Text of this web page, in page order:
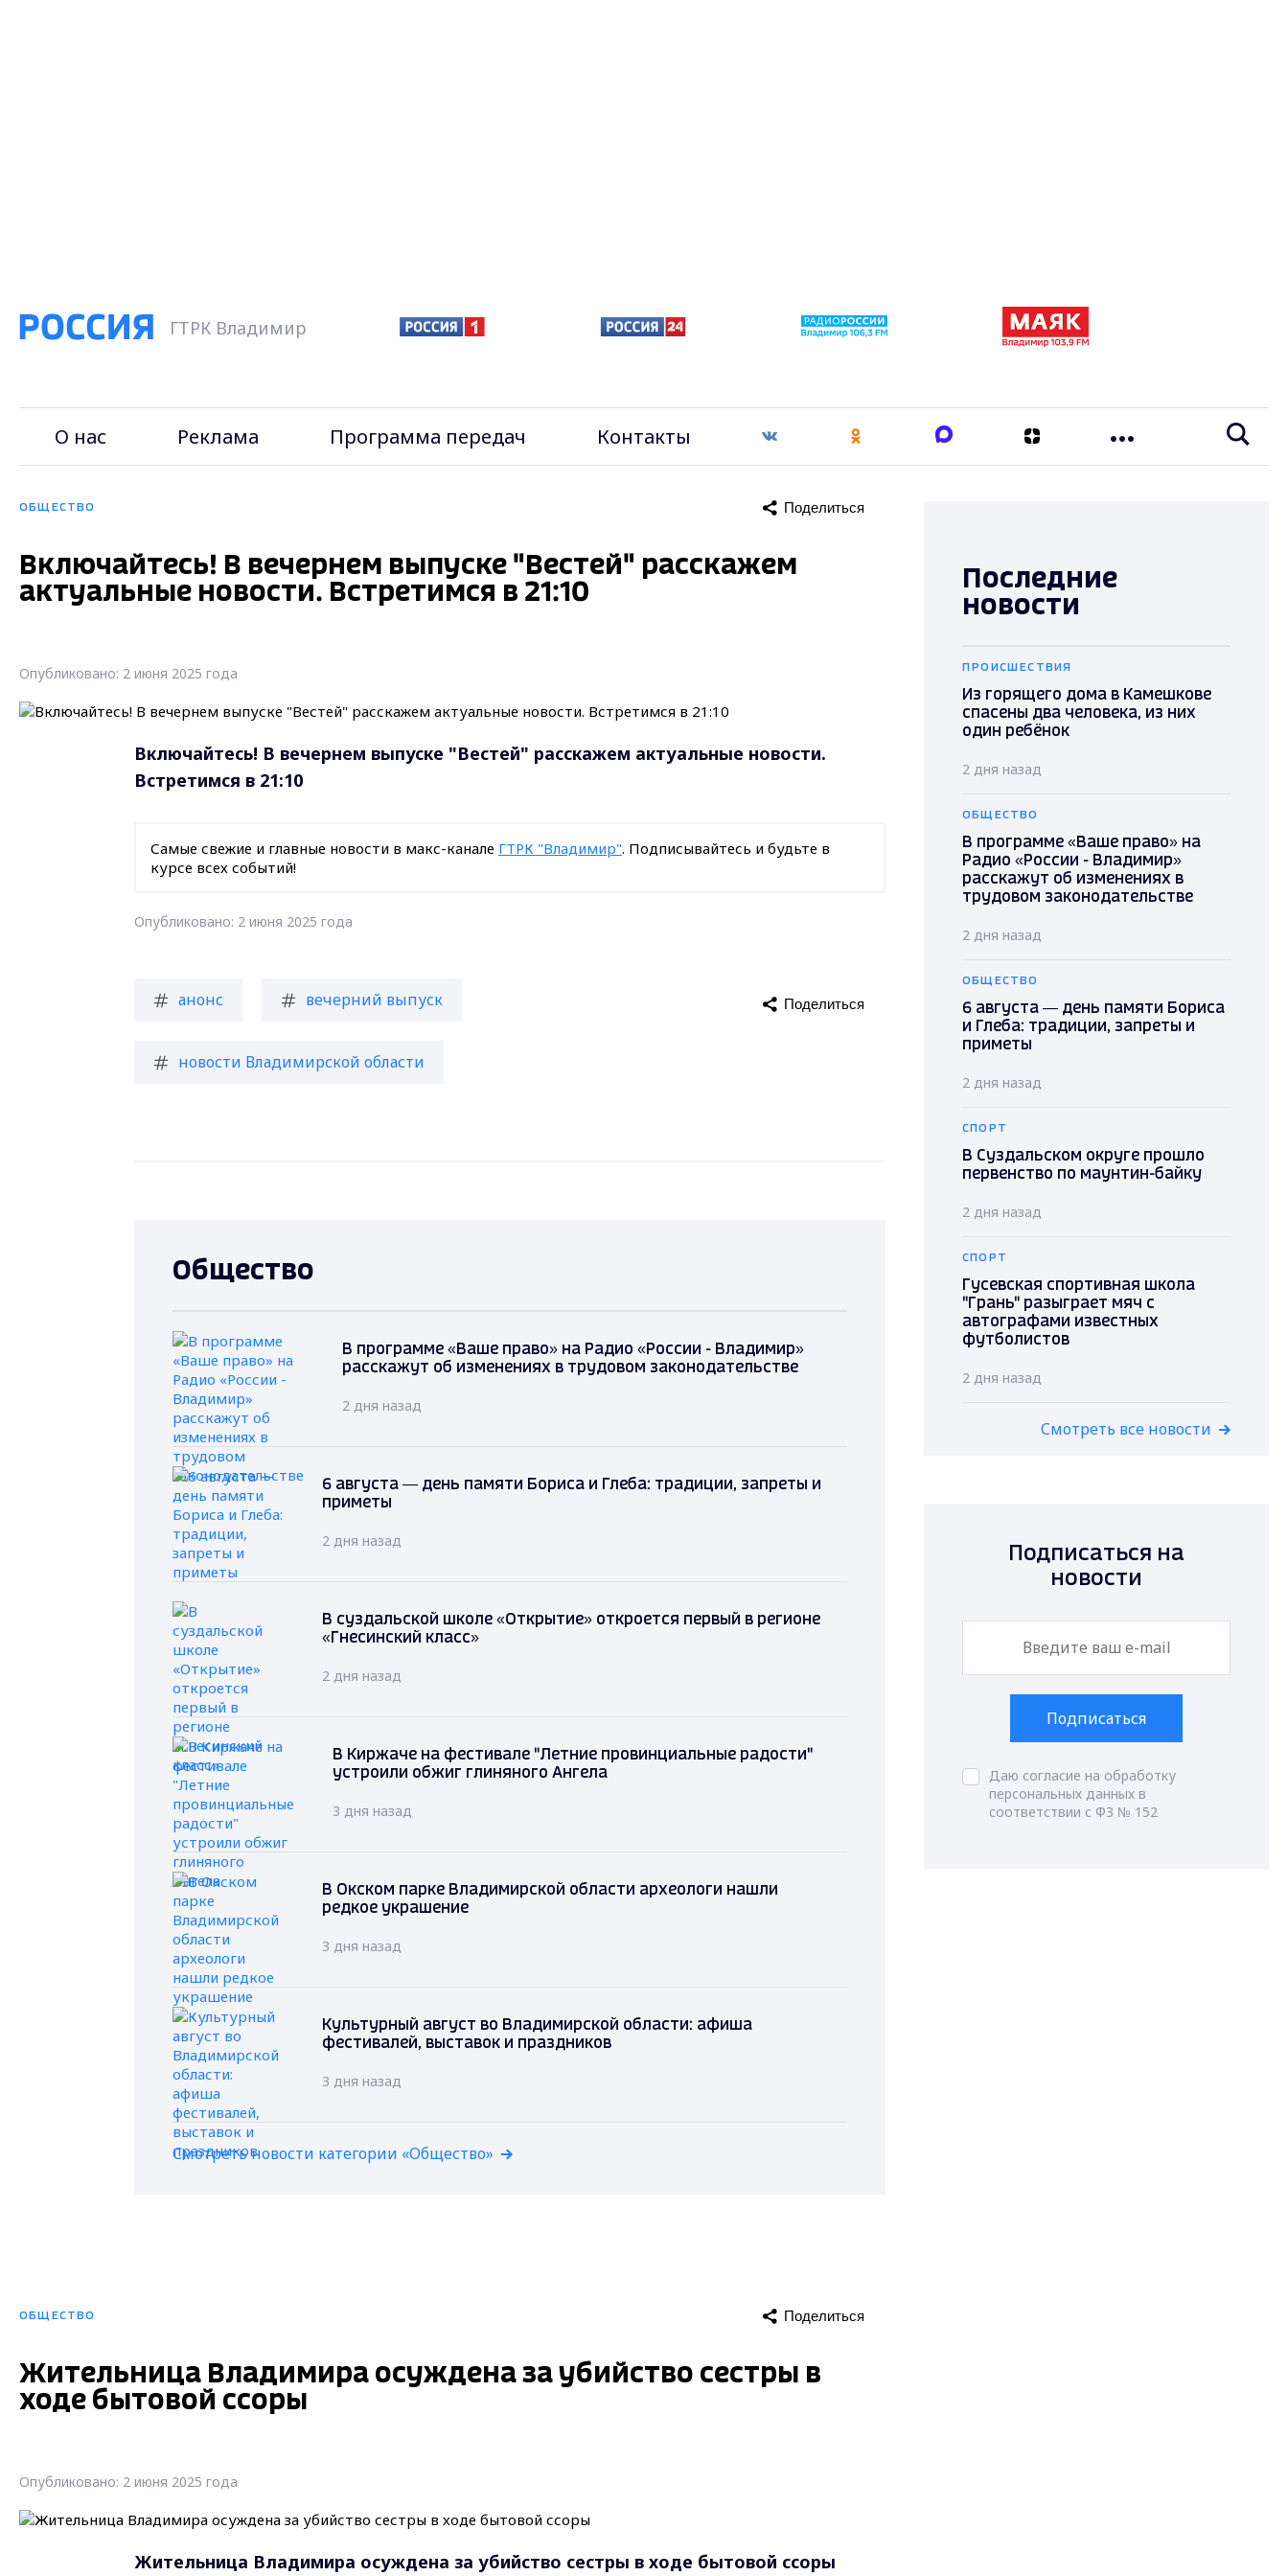
ГТРК Владимир
О нас Реклама Программа передач Контакты
ОБЩЕСТВО Поделиться
Включайтесь! В вечернем выпуске "Вестей" расскажем
актуальные новости. Встретимся в 21:10
Опубликовано: 2 июня 2025 года
Включайтесь! В вечернем выпуске "Вестей" расскажем актуальные новости.
Встретимся в 21:10
Самые свежие и главные новости в макс-канале ГТРК "Владимир". Подписывайтесь и будьте в
курсе всех событий!
Опубликовано: 2 июня 2025 года
анонс вечерний выпуск
новости Владимирской области
Поделиться
Общество
В программе «Ваше право» на Радио «России - Владимир»
расскажут об изменениях в трудовом законодательстве
2 дня назад
6 августа — день памяти Бориса и Глеба: традиции, запреты и
приметы
2 дня назад
В суздальской школе «Открытие» откроется первый в регионе
«Гнесинский класс»
2 дня назад
В Киржаче на фестивале "Летние провинциальные радости"
устроили обжиг глиняного Ангела
3 дня назад
В Окском парке Владимирской области археологи нашли
редкое украшение
3 дня назад
Культурный август во Владимирской области: афиша
фестивалей, выставок и праздников
3 дня назад
Смотреть новости категории «Общество»
ОБЩЕСТВО Поделиться
Жительница Владимира осуждена за убийство сестры в
ходе бытовой ссоры
Опубликовано: 2 июня 2025 года
Жительница Владимира осуждена за убийство сестры в ходе бытовой ссоры
Последние
новости
ПРОИСШЕСТВИЯ
Из горящего дома в Камешкове
спасены два человека, из них
один ребёнок
2 дня назад
ОБЩЕСТВО
В программе «Ваше право» на
Радио «России - Владимир»
расскажут об изменениях в
трудовом законодательстве
2 дня назад
ОБЩЕСТВО
6 августа — день памяти Бориса
и Глеба: традиции, запреты и
приметы
2 дня назад
СПОРТ
В Суздальском округе прошло
первенство по маунтин-байку
2 дня назад
СПОРТ
Гусевская спортивная школа
"Грань" разыграет мяч с
автографами известных
футболистов
2 дня назад
Смотреть все новости
Подписаться на
новости
Подписаться
Даю согласие на обработку
персональных данных в
соответствии с ФЗ № 152